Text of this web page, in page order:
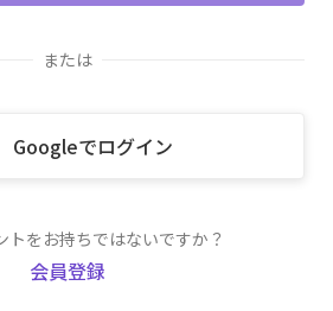
または
Googleでログイン
トをお持ちではないですか？
会員登録